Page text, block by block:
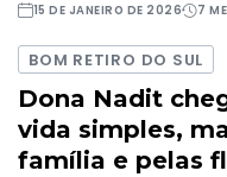
15 DE JANEIRO DE 2026 7
BOM RETIRO DO SUL
Dona Nadit
vida simples,
família e pelas